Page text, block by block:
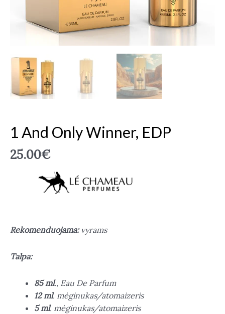
1 And Only Winner, EDP
25.00€
Rekomenduojama:vyrams
Talpa:
85 ml., Eau De Parfum
12 ml. mėginukas/atomaizeris
5 ml. mėginukas/atomaizeris